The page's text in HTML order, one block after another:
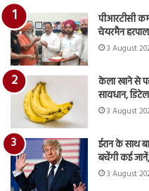
पीआरटीसी
चेयरमैन
3 August
केला खाने से
सावधान,
3 August
ईरान के साथ
बचेंगी कई
3 August